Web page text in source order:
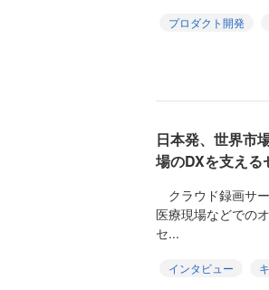
プロダクト開発
日本発、世界市
場のDXを支える
クラウド録画サ
医療現場などでの
セ...
インタビュー